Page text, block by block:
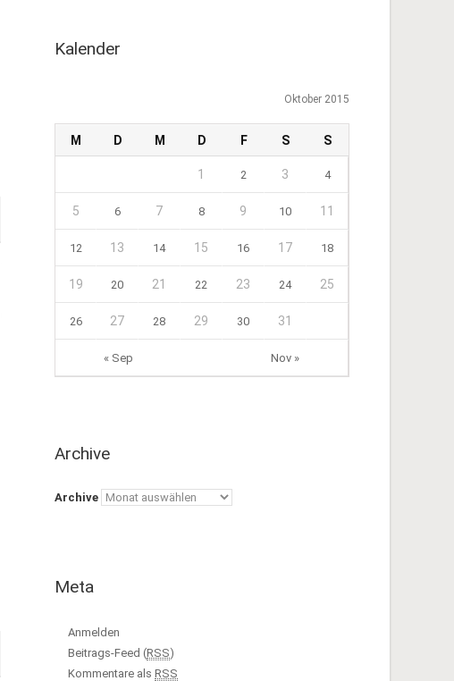
Kalender
Oktober 2015
M D M D F S S
« Sep Nov »
1 2 3 4
5 6 7 8 9 10 11
12 13 14 15 16 17 18
19 20 21 22 23 24 25
26 27 28 29 30 31
Archive
Archive
Meta
Anmelden
Beitrags-Feed (RSS)
Kommentare als RSS